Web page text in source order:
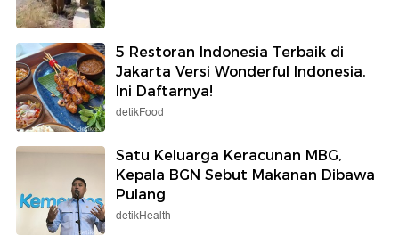
5 Restoran Indonesia Terbaik di
Jakarta Versi Wonderful Indonesia,
Ini Daftarnya!
detikFood
Satu Keluarga Keracunan MBG,
Kepala BGN Sebut Makanan Dibawa
Pulang
detikHealth